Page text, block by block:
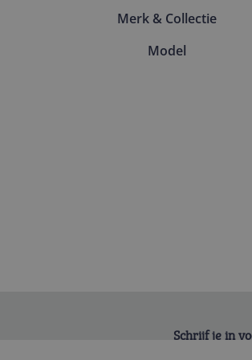
Merk & Collectie
Model
Schrijf je in